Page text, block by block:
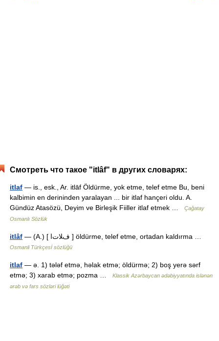
Смотреть что такое "itlâf" в других словарях:
itlaf — is., esk., Ar. itlāf Öldürme, yok etme, telef etme Bu, beni
kalbimin en derininden yaralayan ... bir itlaf hançeri oldu. A.
Gündüz Atasözü, Deyim ve Birleşik Fiiller itlaf etmek …
Çağatay
Osmanlı Sözlük
itlâf — (A.) [ فﻼﺕا ] öldürme, telef etme, ortadan kaldırma …
Osmanli Türkçesİ sözlüğü
itlaf — ə. 1) tələf etmə, həlak etmə; öldürmə; 2) boş yerə sərf
etmə; 3) xarab etmə; pozma …
Klassik Azərbaycan ədəbiyyatında islənən
ərəb və fars sözləri lüğəti